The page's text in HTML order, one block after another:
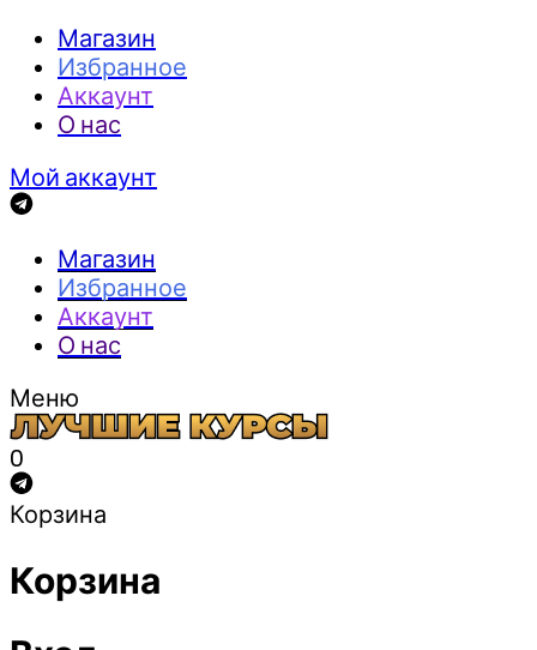
Магазин
Избранное
Аккаунт
О нас
Мой аккаунт
Магазин
Избранное
Аккаунт
О нас
Меню
0
Корзина
Корзина